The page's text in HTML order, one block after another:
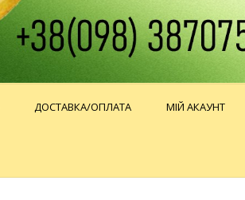
ДОСТАВКА/ОПЛАТА МІЙ АКАУНТ